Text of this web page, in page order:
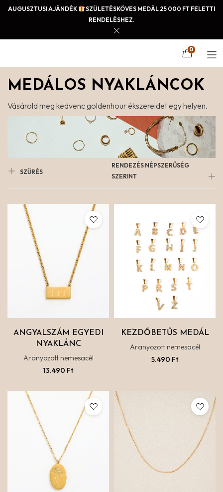
AUGUSZTUSI AJÁNDÉK
SZÜLETÉSKÖVES MEDÁL 25 000 FT FELETTI
RENDELÉSHEZ.
0
MEDÁLOS NYAKLÁNCOK
Vásárold meg kedvenc goldenhour ékszereidet egy helyen.
SZŰRÉS
RENDEZÉS NÉPSZERŰSÉG
SZERINT
ANGYALSZÁM EGYEDI
NYAKLÁNC
Aranyozott nemesacél
13.490 Ft
KEZDŐBETŰS MEDÁL
Aranyozott nemesacél
5.490 Ft